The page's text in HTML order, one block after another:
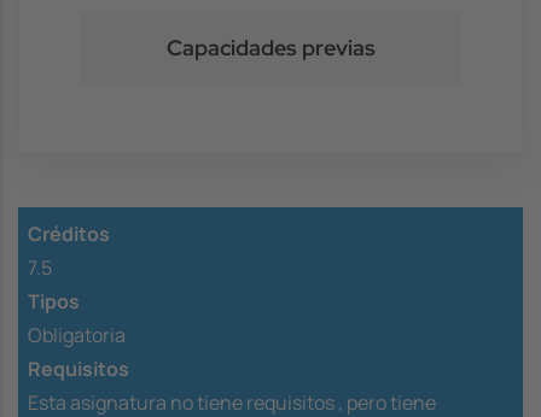
Capacidades previas
Créditos
7.5
Tipos
Obligatoria
Requisitos
Esta asignatura no tiene requisitos , pero tiene